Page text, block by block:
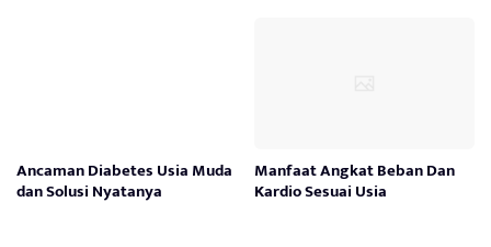
Ancaman Diabetes Usia Muda
dan Solusi Nyatanya
Manfaat Angkat Beban Dan
Kardio Sesuai Usia